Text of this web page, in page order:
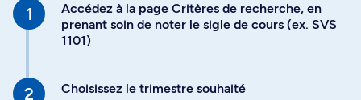
Accédez à la page Critères de recherche, en
prenant soin de noter le sigle de cours (ex. SVS
1101)
Choisissez le trimestre souhaité